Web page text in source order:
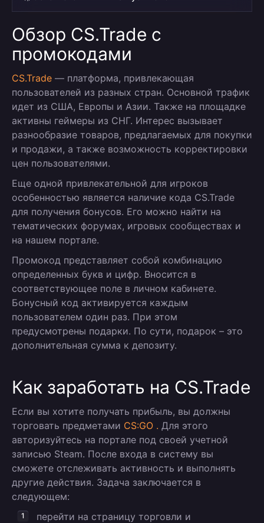
Обзор CS.Trade с
промокодами
CS.Trade — платформа, привлекающая
пользователей из разных стран. Основной трафик
идет из США, Европы и Азии. Также на площадке
активны геймеры из СНГ. Интерес вызывает
разнообразие товаров, предлагаемых для покупки
и продажи, а также возможность корректировки
цен пользователями.
Еще одной привлекательной для игроков
особенностью является наличие кода CS.Trade
для получения бонусов. Его можно найти на
тематических форумах, игровых сообществах и
на нашем портале.
Промокод представляет собой комбинацию
определенных букв и цифр. Вносится в
соответствующее поле в личном кабинете.
Бонусный код активируется каждым
пользователем один раз. При этом
предусмотрены подарки. По сути, подарок – это
дополнительная сумма к депозиту.
Как заработать на CS.Trade
Если вы хотите получать прибыль, вы должны
торговать предметами CS:GO . Для этого
авторизуйтесь на портале под своей учетной
записью Steam. После входа в систему вы
сможете отслеживать активность и выполнять
другие действия. Задача заключается в
следующем:
перейти на страницу торговли и